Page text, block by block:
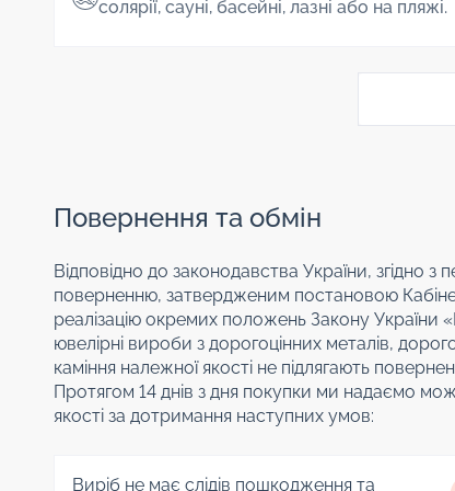
солярії, сауні, басейні, лазні або на пляжі.
Повернення та обмін
Відповідно до законодавства України, згідно з
поверненню, затвердженим постановою
реалізацію окремих положень Закону України
ювелірні вироби з дорогоцінних металів,
каміння належної якості не підлягають
Протягом 14 днів з дня покупки ми надаємо
якості за дотримання наступних умов:
Виріб не має слідів пошкодження та